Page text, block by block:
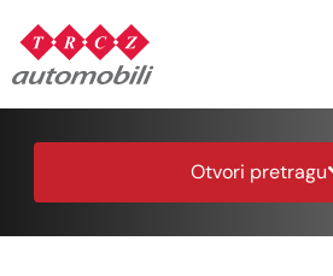
Otvori pretragu